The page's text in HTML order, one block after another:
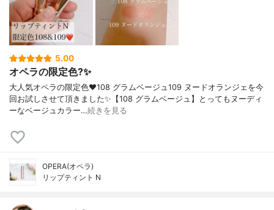
5.00
オペラの限定色?✨
大人気オペラの限定色❤️108 グラムベージュ109 ヌードオランジェを今
回お試しさせて頂きました✨【108 グラムベージュ】とってもヌーディ
ーなベージュカラー…続きを見る
OPERA(オペラ)
リップティント N